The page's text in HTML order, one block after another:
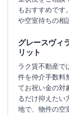
もおすすめです。
や空室待ちの相
グレースヴィ
リット
ラク賃不動産で
件を仲介手数料
てお祝い金の対
るだけ抑えたい
地で、 物件の空